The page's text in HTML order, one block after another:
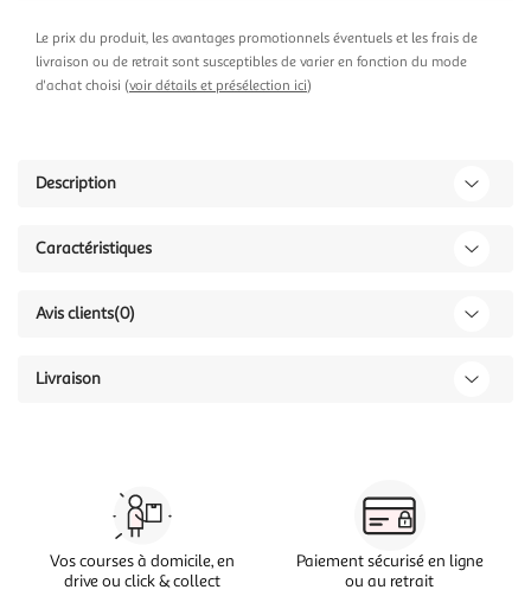
Le prix du produit, les avantages promotionnels éventuels et les frais de
livraison ou de retrait sont susceptibles de varier en fonction du mode
d'achat choisi (voir détails et présélection ici)
Description
Caractéristiques
Avis clients(0)
Livraison
Vos courses à domicile, en
drive ou click & collect
Paiement sécurisé en ligne
ou au retrait